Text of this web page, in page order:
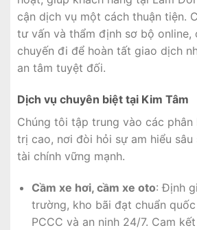
cận dịch vụ một cách thuận tiện.
tư vấn và thẩm định sơ bộ online,
chuyến đi để hoàn tất giao dịch
an tâm tuyệt đối.
Dịch vụ chuyên biệt tại Kim Tâm
Chúng tôi tập trung vào các phân
trị cao, nơi đòi hỏi sự am hiểu
tài chính vững mạnh.
Cầm xe hơi, cầm xe oto: Định
trường, kho bãi đạt chuẩn
PCCC và an ninh 24/7. Cam